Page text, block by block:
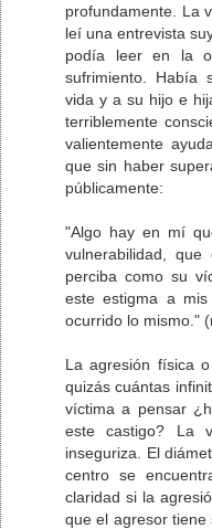
profundamente. La
leí una entrevista
podía leer en la
sufrimiento. Había
vida y a su hijo e
terriblemente
valientemente
que sin haber
públicamente:
"Algo hay en mí
vulnerabilidad,
perciba como su
este estigma a
ocurrido lo mismo."
La agresión física
quizás cuántas
víctima a pensar
este castigo? La
inseguriza. El
centro se
claridad si la
que el agresor